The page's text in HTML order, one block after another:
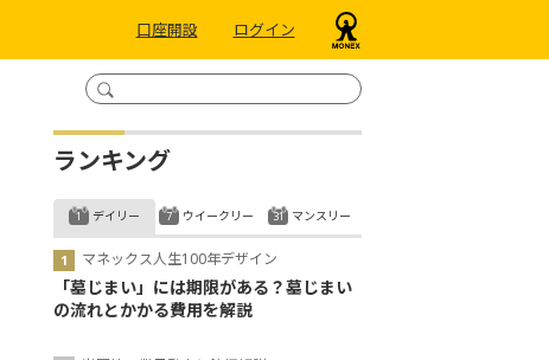
口座開設 ログイン
ランキング
デイリー
マネックス人生100年デザイン
「墓じまい」には期限がある？墓じまい
の流れとかかる費用を解説
ウイークリー マンスリー